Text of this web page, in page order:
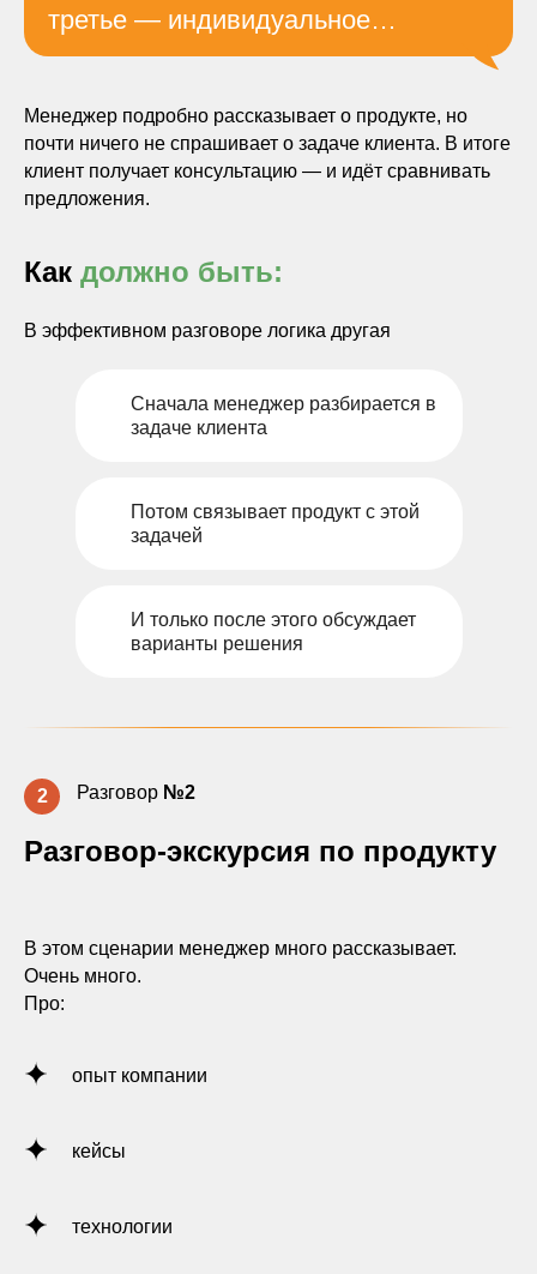
третье — индивидуальное…
Менеджер подробно рассказывает о продукте, но
почти ничего не спрашивает о задаче клиента. В итоге
клиент получает консультацию — и идёт сравнивать
предложения.
Как должно быть:
В эффективном разговоре логика другая
Сначала менеджер разбирается в
задаче клиента
Потом связывает продукт с этой
задачей
И только после этого обсуждает
варианты решения
2 Разговор №2
Разговор-экскурсия по продукту
В этом сценарии менеджер много рассказывает.
Очень много.
Про:
опыт компании
кейсы
технологии